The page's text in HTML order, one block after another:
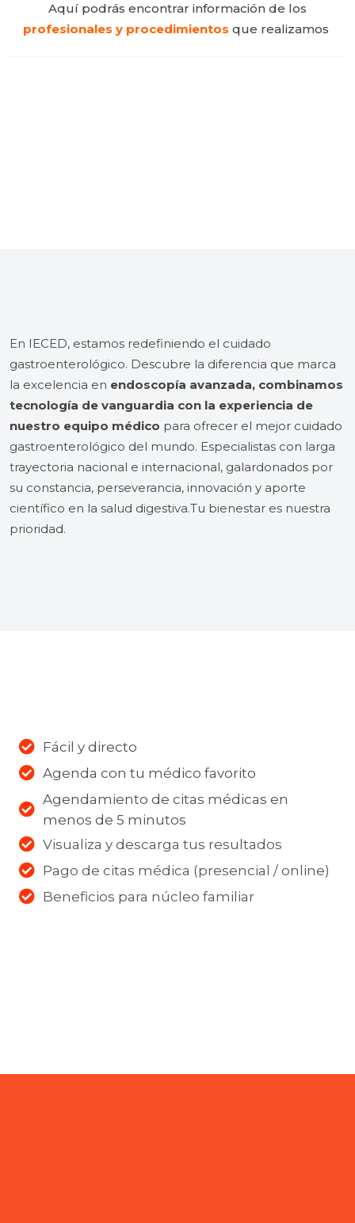
Aquí podrás encontrar información de los
profesionales y procedimientos que realizamos
En IECED, estamos redefiniendo el cuidado
gastroenterológico. Descubre la diferencia que marca
la excelencia en endoscopía avanzada, combinamos
tecnología de vanguardia con la experiencia de
nuestro equipo médico para ofrecer el mejor cuidado
gastroenterológico del mundo. Especialistas con larga
trayectoria nacional e internacional, galardonados por
su constancia, perseverancia, innovación y aporte
científico en la salud digestiva.Tu bienestar es nuestra
prioridad.
Fácil y directo
Agenda con tu médico favorito
Agendamiento de citas médicas en
menos de 5 minutos
Visualiza y descarga tus resultados
Pago de citas médica (presencial / online)
Beneficios para núcleo familiar